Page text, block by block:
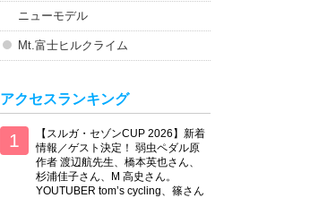
ニューモデル
Mt.富士ヒルクライム
アクセスランキング
【スルガ・セゾンCUP 2026】新着
情報／ゲスト決定！ 弱虫ペダル原
作者 渡辺航先生、橋本英也さん、
杉浦佳子さん、M 高史さん。
YOUTUBER tom’s cycling、篠さん